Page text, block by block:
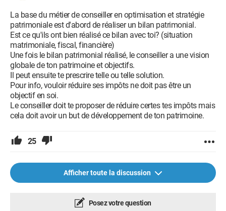
La base du métier de conseiller en optimisation et stratégie
patrimoniale est d'abord de réaliser un bilan patrimonial.
Est ce qu'ils ont bien réalisé ce bilan avec toi? (situation
matrimoniale, fiscal, financière)
Une fois le bilan patrimonial réalisé, le conseiller a une vision
globale de ton patrimoine et objectifs.
Il peut ensuite te prescrire telle ou telle solution.
Pour info, vouloir réduire ses impôts ne doit pas être un
objectif en soi.
Le conseiller doit te proposer de réduire certes tes impôts mais
cela doit avoir un but de développement de ton patrimoine.
25
Afficher toute la discussion
Posez votre question